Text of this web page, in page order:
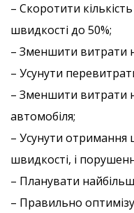
– Скоротити
швидкості до 50%;
– Зменшити витрати
– Усунути
– Зменшити витрати
автомобіля;
– Усунути
швидкості, і
– Планувати
– Правильно